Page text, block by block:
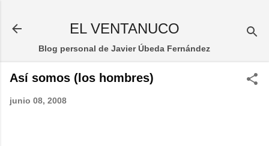
EL VENTANUCO
Blog personal de Javier Úbeda Fernández
Así somos (los hombres)
junio 08, 2008